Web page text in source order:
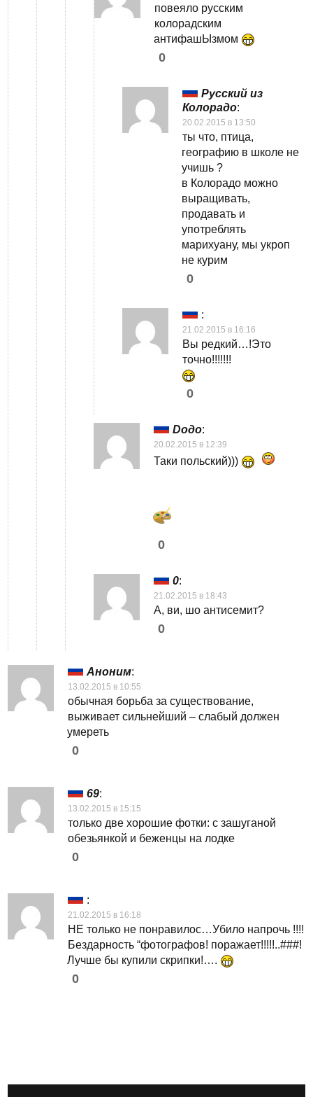
повеяло русским
колорадским
антифашЫзмом
0
Русский из
Колорадо:
20.02.2015 в 13:50
ты что, птица,
географию в школе не
учишь ?
в Колорадо можно
выращивать,
продавать и
употреблять
марихуану, мы укроп
не курим
0
:
21.02.2015 в 16:16
Вы редкий…!Это
точно!!!!!!!
0
Dодо:
20.02.2015 в 12:39
Таки польский)))
0
0:
21.02.2015 в 18:43
А, ви, шо антисемит?
0
Аноним:
13.02.2015 в 10:55
обычная борьба за существование,
выживает сильнейший – слабый должен
умереть
0
69:
13.02.2015 в 15:15
только две хорошие фотки: с зашуганой
обезьянкой и беженцы на лодке
0
:
21.02.2015 в 16:18
НЕ только не понравилос…Убило напрочь !!!!
Бездарность “фотографов! поражает!!!!!..###!
Лучше бы купили скрипки!….
0